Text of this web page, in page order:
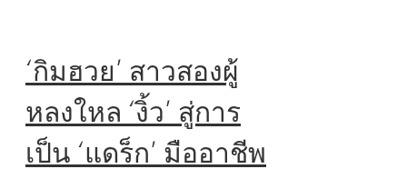
‘กิมฮวย’ สาวสองผู้
หลงใหล ‘งิ้ว’ สู่การ
เป็น ‘แดร็ก’ มืออาชีพ